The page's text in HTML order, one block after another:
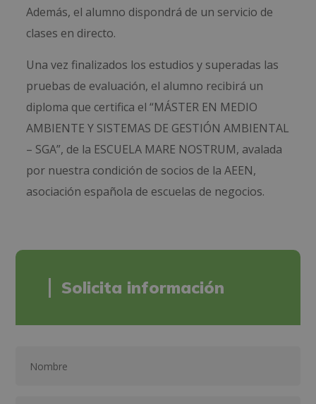
Además, el alumno dispondrá de un servicio de
clases en directo.
Una vez finalizados los estudios y superadas las
pruebas de evaluación, el alumno recibirá un
diploma que certifica el “MÁSTER EN MEDIO
AMBIENTE Y SISTEMAS DE GESTIÓN AMBIENTAL
– SGA”, de la ESCUELA MARE NOSTRUM, avalada
por nuestra condición de socios de la AEEN,
asociación española de escuelas de negocios.
Solicita información